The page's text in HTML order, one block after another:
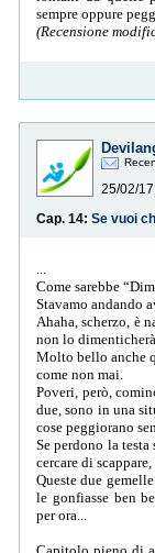
sempre oppure
(Recensione
25/02/
Cap. 14:
Come sarebbe
Stavamo andando
Ahaha, scherzo, è
non lo dimenticherà.
Molto bello anche
come non mai.
Poveri, però,
due, sono in una
cose peggiorano
Se perdono la
cercare di
Queste due
le gonfiasse ben
per ora...